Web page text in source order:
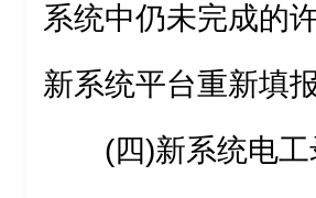
系统中仍未完成的
新系统平台重新填报
(四)新系统电